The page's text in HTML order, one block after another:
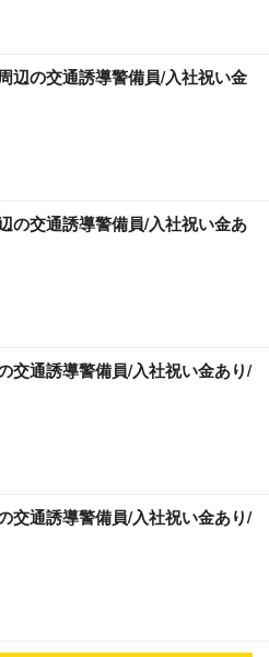
辺の交通誘導警備員/入社祝い金
の交通誘導警備員/入社祝い金あ
交通誘導警備員/入社祝い金あり/
交通誘導警備員/入社祝い金あり/